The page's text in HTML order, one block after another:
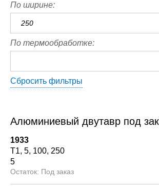
По ширине:
250
По термообработке:
Сбросить фильтры
Алюминиевый двутавр под
1933
Т1 5 100 250
5
Под заказ